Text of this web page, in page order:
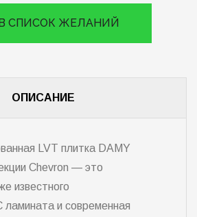
СПИСОК ЖЕЛАНИЙ
ОПИСАНИЕ
LVT плитка DAMY
Chevron — это
известного
ламината и современная